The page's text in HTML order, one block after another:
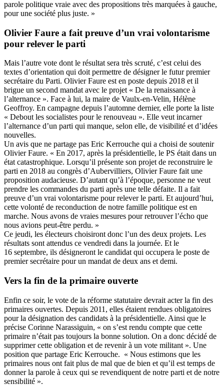
parole politique vraie avec des propositions très marquées à gauche,
pour une société plus juste. »
Olivier Faure a fait preuve d’un vrai volontarisme
pour relever le parti
Mais l’autre vote dont le résultat sera très scruté, c’est celui des
textes d’orientation qui doit permettre de désigner le futur premier
secrétaire du Parti. Olivier Faure est en poste depuis 2018 et il
brigue un second mandat avec le projet « De la renaissance à
l’alternance ». Face à lui, la maire de Vaulx-en-Velin, Hélène
Geoffroy. En campagne depuis l’automne dernier, elle porte la liste
« Debout les socialistes pour le renouveau ». Elle veut incarner
l’alternance d’un parti qui manque, selon elle, de visibilité et d’idées
nouvelles.
Un avis que ne partage pas Eric Kerrouche qui a choisi de soutenir
Olivier Faure. « En 2017, après la présidentielle, le PS était dans un
état catastrophique. Lorsqu’il présente son projet de reconstruire le
parti en 2018 au congrès d’Aubervilliers, Olivier Faure fait une
proposition audacieuse. D’autant qu’à l’époque, personne ne veut
prendre les commandes du parti après une telle défaite. Il a fait
preuve d’un vrai volontarisme pour relever le parti. Et aujourd’hui,
cette volonté de reconduction de notre famille politique est en
marche. Nous avons de vraies mesures pour retrouver l’écho que
nous avions peut-être perdu. »
Ce jeudi, les électeurs choisiront donc l’un des deux projets. Les
résultats sont attendus ce vendredi dans la journée. Et le
16 septembre, ils désigneront le candidat qui occupera le poste de
premier secrétaire pour un mandat de deux ans et demi.
Vers la fin de la primaire ouverte
Enfin ce soir, le vote de la réforme statutaire devrait acter la fin des
primaires ouvertes. Depuis 2011, elles étaient rendues obligatoires
pour la désignation des candidats à la présidentielle. Ainsi que le
précise Corinne Narassiguin, « on s’est rendu compte que cette
primaire n’était pas toujours la bonne solution. On a donc décidé de
supprimer cette obligation et de revenir à un vote militant ». Une
position que partage Eric Kerrouche. « Nous estimons que les
primaires nous ont fait plus de mal que de bien et qu’il est temps de
donner la parole à ceux qui se revendiquent de notre parti et de notre
sensibilité ».